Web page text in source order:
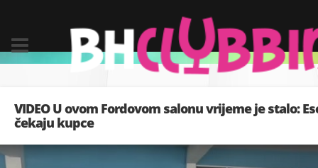
VIDEO U ovom Fordovom salonu vrijeme je stalo:
čekaju kupce